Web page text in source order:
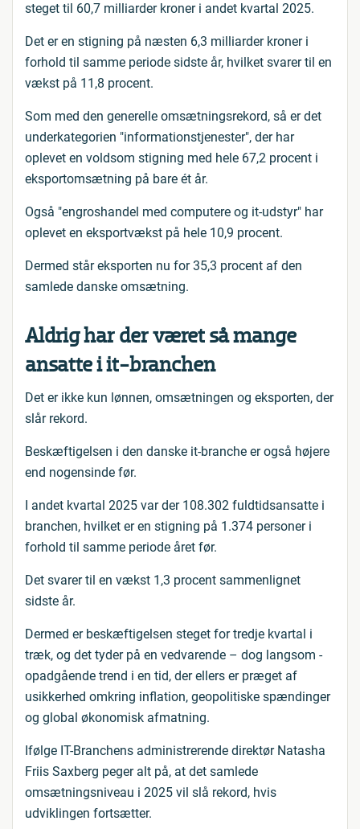
steget til 60,7 milliarder kroner i andet kvartal 2025.
Det er en stigning på næsten 6,3 milliarder kroner i
forhold til samme periode sidste år, hvilket svarer til en
vækst på 11,8 procent.
Som med den generelle omsætningsrekord, så er det
underkategorien "informationstjenester", der har
oplevet en voldsom stigning med hele 67,2 procent i
eksportomsætning på bare ét år.
Også "engroshandel med computere og it-udstyr" har
oplevet en eksportvækst på hele 10,9 procent.
Dermed står eksporten nu for 35,3 procent af den
samlede danske omsætning.
Aldrig har der været så mange
ansatte i it-branchen
Det er ikke kun lønnen, omsætningen og eksporten, der
slår rekord.
Beskæftigelsen i den danske it-branche er også højere
end nogensinde før.
I andet kvartal 2025 var der 108.302 fuldtidsansatte i
branchen, hvilket er en stigning på 1.374 personer i
forhold til samme periode året før.
Det svarer til en vækst 1,3 procent sammenlignet
sidste år.
Dermed er beskæftigelsen steget for tredje kvartal i
træk, og det tyder på en vedvarende – dog langsom -
opadgående trend i en tid, der ellers er præget af
usikkerhed omkring inflation, geopolitiske spændinger
og global økonomisk afmatning.
Ifølge IT-Branchens administrerende direktør Natasha
Friis Saxberg peger alt på, at det samlede
omsætningsniveau i 2025 vil slå rekord, hvis
udviklingen fortsætter.